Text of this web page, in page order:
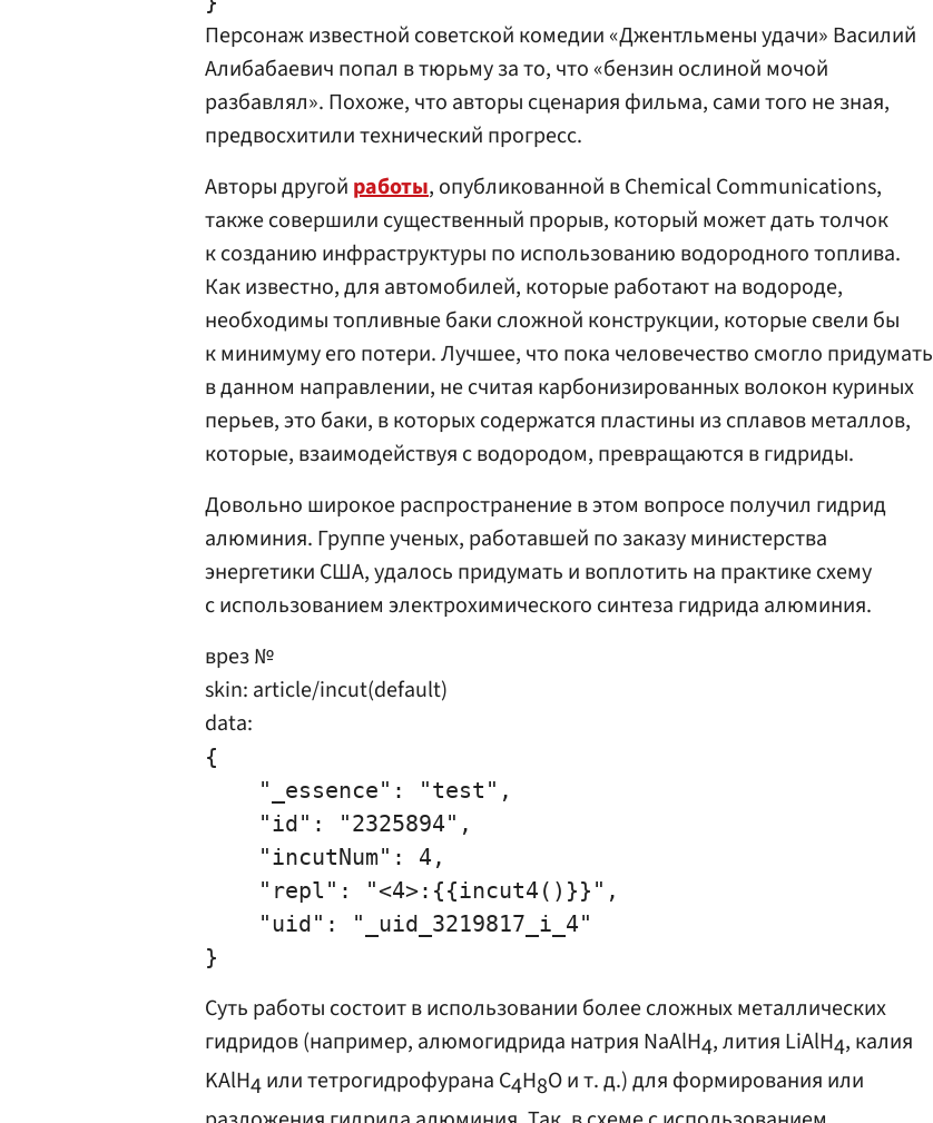
Персонаж известной советской комедии «Джентльмены удачи» Василий
Алибабаевич попал в тюрьму за то, что «бензин ослиной мочой
разбавлял». Похоже, что авторы сценария фильма, сами того не зная,
предвосхитили технический прогресс.
Авторы другой работы, опубликованной в Chemical Communications,
также совершили существенный прорыв, который может дать толчок
к созданию инфраструктуры по использованию водородного топлива.
Как известно, для автомобилей, которые работают на водороде,
необходимы топливные баки сложной конструкции, которые свели бы
к минимуму его потери. Лучшее, что пока человечество смогло придумать
в данном направлении, не считая карбонизированных волокон куриных
перьев, это баки, в которых содержатся пластины из сплавов металлов,
которые, взаимодействуя с водородом, превращаются в гидриды.
Довольно широкое распространение в этом вопросе получил гидрид
алюминия. Группе ученых, работавшей по заказу министерства
энергетики США, удалось придумать и воплотить на практике схему
с использованием электрохимического синтеза гидрида алюминия.
врез №
skin: article/incut(default)
data:
{
    "_essence": "test",
    "id": "2325894",
    "incutNum": 4,
    "repl": "<4>:{{incut4()}}",
    "uid": "_uid_3219817_i_4"
Суть работы состоит в использовании более сложных металлических
гидридов (например, алюмогидрида натрия NaAlH4, лития LiAlH4, калия
KAlH4или тетрогидрофурана C4H8O и т. д.) для формирования или